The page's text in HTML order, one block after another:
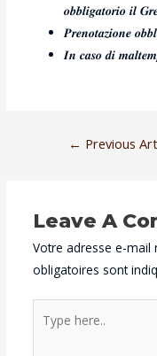
𝒐𝒃𝒃𝒍𝒊𝒈𝒂𝒕𝒐𝒓𝒊𝒐 𝒊𝒍
𝑷𝒓𝒆𝒏𝒐𝒕𝒂𝒛𝒊𝒐𝒏𝒆
𝑰𝒏 𝒄𝒂𝒔𝒐 𝒅𝒊
← Previous
Leave A
Votre adresse e-mail
obligatoires sont